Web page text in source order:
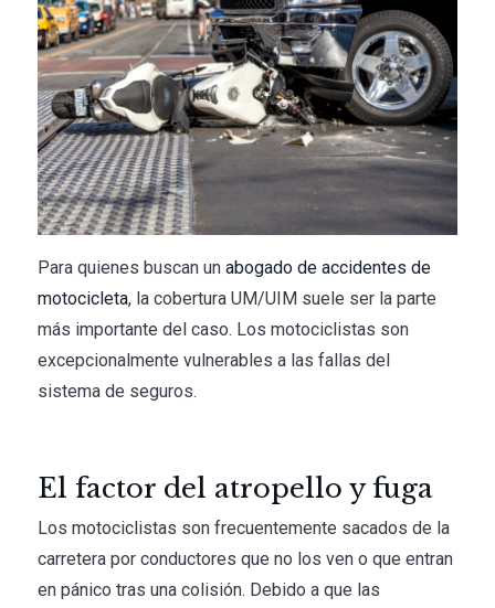
Para quienes buscan un abogado de accidentes de
motocicleta, la cobertura UM/UIM suele ser la parte
más importante del caso. Los motociclistas son
excepcionalmente vulnerables a las fallas del
sistema de seguros.
El factor del atropello y fuga
Los motociclistas son frecuentemente sacados de la
carretera por conductores que no los ven o que entran
en pánico tras una colisión. Debido a que las